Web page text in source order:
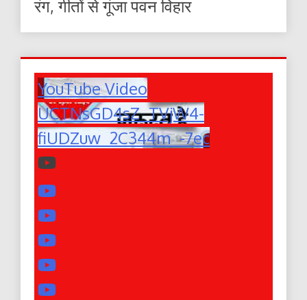
रंग, गीतों से गूंजा पवन विहार
YouTube Video
UCTNsGD4sZ_TVjW4-
fiUDZuw_2C344m_-7ec